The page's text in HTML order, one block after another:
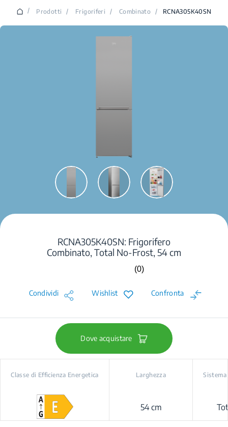
/ Prodotti / Frigoriferi / Combinato / RCNA305K40SN
RCNA305K40SN: Frigorifero
Combinato, Total No-Frost, 54 cm
Nessuna
Stesso
(0)
Condividi Wishlist Confronta
Dove acquistare
Classe di Efficienza Energetica Larghezza
54 cm